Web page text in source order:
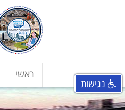
ראשי
נגישות